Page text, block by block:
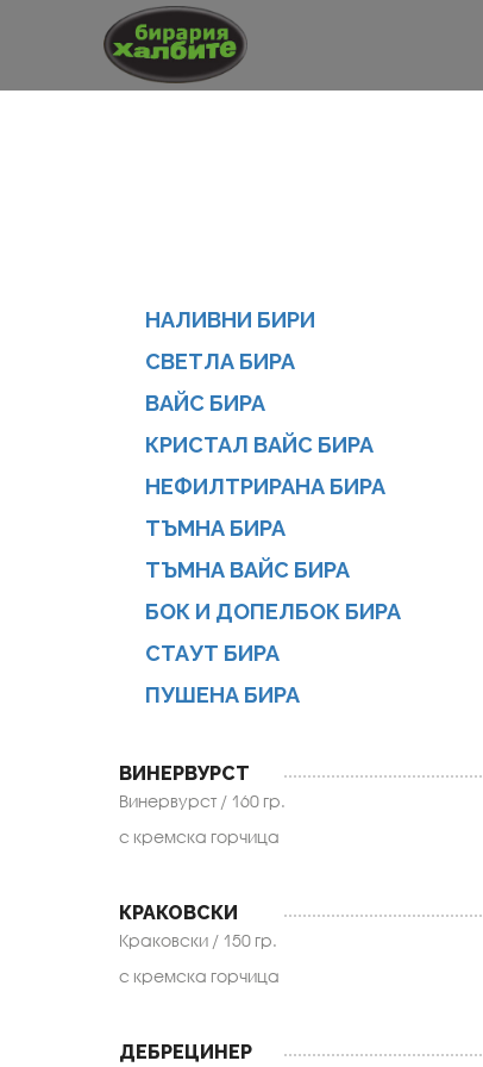
НАЛИВНИ БИРИ
СВЕТЛА БИРА
ВАЙС БИРА
КРИСТАЛ ВАЙС БИРА
НЕФИЛТРИРАНА БИРА
ТЪМНА БИРА
ТЪМНА ВАЙС БИРА
БОК И ДОПЕЛБОК БИРА
СТАУТ БИРА
ПУШЕНА БИРА
ВИНЕРВУРСТ
Винервурст / 160 гр.
с кремска горчица
КРАКОВСКИ
Краковски / 150 гр.
с кремска горчица
ДЕБРЕЦИНЕР